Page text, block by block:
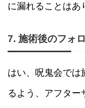
に漏れることはあ
7. 施術後のフォ
はい、呪鬼会では
るよう、アフター